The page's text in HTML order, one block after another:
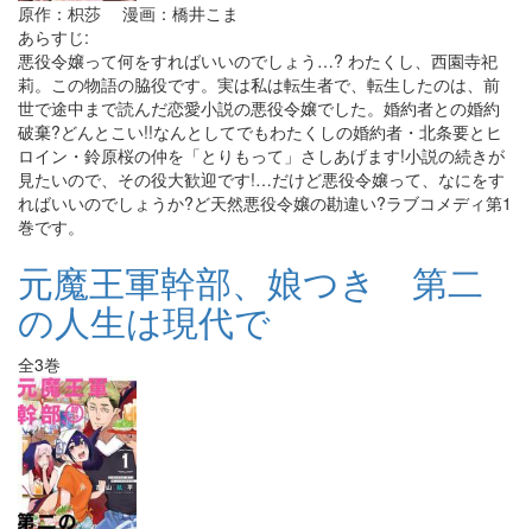
原作：枳莎 漫画：橋井こま
あらすじ:
悪役令嬢って何をすればいいのでしょう…? わたくし、西園寺祀
莉。この物語の脇役です。実は私は転生者で、転生したのは、前
世で途中まで読んだ恋愛小説の悪役令嬢でした。婚約者との婚約
破棄?どんとこい!!なんとしてでもわたくしの婚約者・北条要とヒ
ロイン・鈴原桜の仲を「とりもって」さしあげます!小説の続きが
見たいので、その役大歓迎です!…だけど悪役令嬢って、なにをす
ればいいのでしょうか?ど天然悪役令嬢の勘違い?ラブコメディ第1
巻です。
元魔王軍幹部、娘つき 第二
の人生は現代で
全3巻